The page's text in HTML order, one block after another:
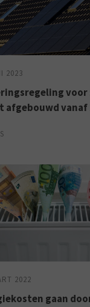
2023
voor
afgebouwd vanaf
2022
gaan